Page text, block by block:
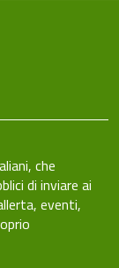
che
di inviare ai
eventi,